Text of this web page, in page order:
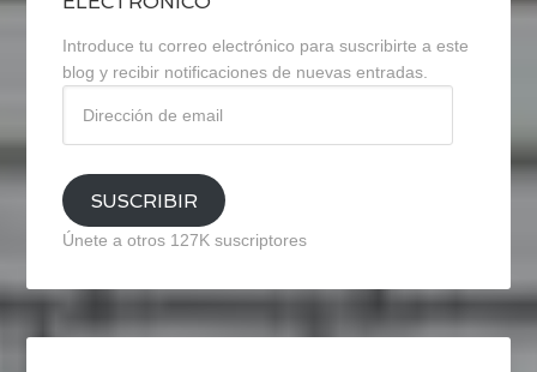
Introduce tu correo electrónico para suscribirte a este
blog y recibir notificaciones de nuevas entradas.
email
SUSCRIBIR
Únete a otros 127K suscriptores